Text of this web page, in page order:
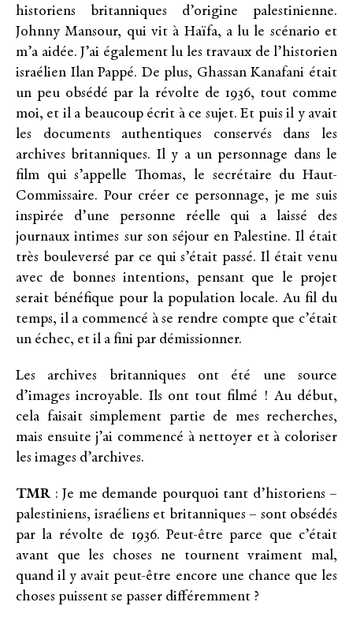
historiens britanniques d’origine palestinienne.
Johnny Mansour, qui vit à Haïfa, a lu le scénario et
m’a aidée. J’ai également lu les travaux de l’historien
israélien Ilan Pappé. De plus, Ghassan Kanafani était
un peu obsédé par la révolte de 1936, tout comme
moi, et il a beaucoup écrit à ce sujet. Et puis il y avait
les documents authentiques conservés dans les
archives britanniques. Il y a un personnage dans le
film qui s’appelle Thomas, le secrétaire du Haut-
Commissaire. Pour créer ce personnage, je me suis
inspirée d’une personne réelle qui a laissé des
journaux intimes sur son séjour en Palestine. Il était
très bouleversé par ce qui s’était passé. Il était venu
avec de bonnes intentions, pensant que le projet
serait bénéfique pour la population locale. Au fil du
temps, il a commencé à se rendre compte que c’était
un échec, et il a fini par démissionner.
Les archives britanniques ont été une source
d’images incroyable. Ils ont tout filmé ! Au début,
cela faisait simplement partie de mes recherches,
mais ensuite j’ai commencé à nettoyer et à coloriser
les images d’archives.
TMR: Je me demande pourquoi tant d’historiens –
palestiniens, israéliens et britanniques – sont obsédés
par la révolte de 1936. Peut-être parce que c’était
avant que les choses ne tournent vraiment mal,
quand il y avait peut-être encore une chance que les
choses puissent se passer différemment ?